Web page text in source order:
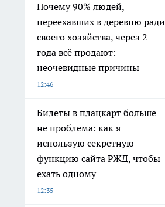
Почему 90% людей,
переехавших в деревню ради
своего хозяйства, через 2
года всё продают:
неочевидные причины
12:46
Билеты в плацкарт больше
не проблема: как я
использую секретную
функцию сайта РЖД, чтобы
ехать одному
12:35